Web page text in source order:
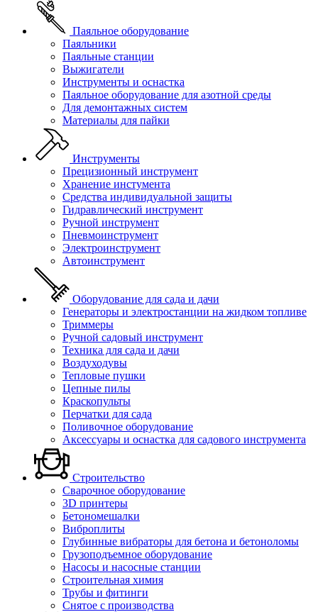
Паяльное оборудование
Паяльники
Паяльные станции
Выжигатели
Инструменты и оснастка
Паяльное оборудование для азотной среды
Для демонтажных систем
Материалы для пайки
Инструменты
Прецизионный инструмент
Хранение инстумента
Средства индивидуальной защиты
Гидравлический инструмент
Ручной инструмент
Пневмоинструмент
Электроинструмент
Автоинструмент
Оборудование для сада и дачи
Генераторы и электростанции на жидком топливе
Триммеры
Ручной садовый инструмент
Техника для сада и дачи
Воздуходувы
Тепловые пушки
Цепные пилы
Краскопульты
Перчатки для сада
Поливочное оборудование
Аксессуары и оснастка для садового инструмента
Строительство
Сварочное оборудование
3D принтеры
Бетономешалки
Виброплиты
Глубинные вибраторы для бетона и бетоноломы
Грузоподъемное оборудование
Насосы и насосные станции
Строительная химия
Трубы и фитинги
Снятое с производства